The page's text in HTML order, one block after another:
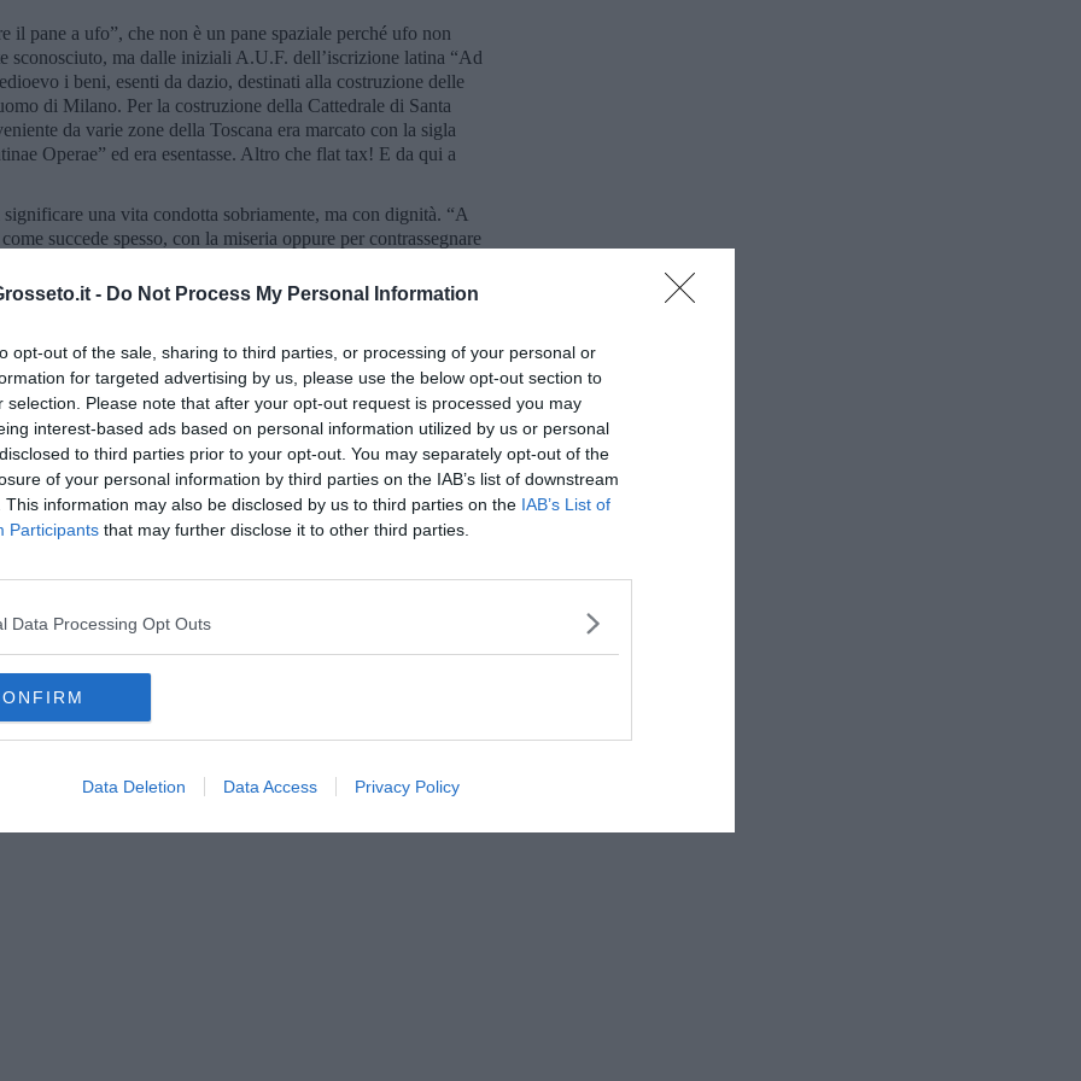
- Do Not Process My Personal Information
opt-out of the sale, sharing to third parties, or processing of your personal or
for targeted advertising by us, please use the below opt-out section to
selection. Please note that after your opt-out request is processed you may
interest-based ads based on personal information utilized by us or personal
to third parties prior to your opt-out. You may separately opt-out of the
of your personal information by third parties on the IAB’s list of downstream
This information may also be disclosed by us to third parties on the IAB’s List of
Participants that may further disclose it to other third parties.
Data Processing Opt Outs
Data Deletion Data Access Privacy Policy
il pane a ufo”, che non è un pane spaziale perché ufo non
sconosciuto, ma dalle iniziali A.U.F. dell’iscrizione latina “Ad
i beni, esenti da dazio, destinati alla costruzione delle
di Milano. Per la costruzione della Cattedrale di Santa
da varie zone della Toscana era marcato con la sigla
Operae” ed era esentasse. Altro che flat tax! E da qui a
una vita condotta sobriamente, ma con dignità. “A
succede spesso, con la miseria oppure per contrassegnare
la dura punizione carceraria. “Senza pane è da signori”,
a un rinfresco a base di sfiziosi e borghesi spizzichini. È
si dice di una persona di cuore. Oggi si chiamano con
il pane, né di buon pane e companatico.
Da ragazzi la merenda era pane unto col pomodoro, pane olio
“Marcellino pane e vino”, un film spagnolo, religioso e triste
protagonista, che ci proiettavano all’Oratorio. In Toscana
a che vedere con le vicende del Granducato. A Dante
pane altrui, che era salato, e fare le scale. Ai tempi dei nostri
era quello che costava meno. Anche oggi ci sono i pani
dai dietologi e costano di più. È il benessere. Tutto gira.
corredo indispensabile all’equivalente maschile de “l’origine
citare la baguette. I francesi la portano sotto l’ascella e
l’immagine del sudore per il pane che invece è una cosa
mangiato”, anche se alla mia età un po’ di pane ne ho
da essermene saziato. E, col pane, pure un po’ di veleno ho
Coliti e gastriti non mi sono state risparmiate. Uso
oppure quando mi prende la malinconia del futuro. E
per cui ho avuto o finto distrazione. Invece bisognerebbe
e buona fortuna.